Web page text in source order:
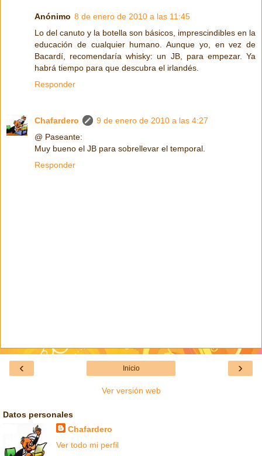
Anónimo 8 de enero de 2010 a las 11:45
Lo del canuto y la botella son básicos, imprescindibles en la
educación de cualquier humano. Aunque yo, en vez de
Bacardí, recomendaría whisky: un JB, para empezar. Ya
habrá tiempo para que descubra el irlandés.
Responder
Chafardero
9 de enero de 2010 a las 4:27
@ Paseante:
Muy bueno el JB para sobrellevar el temporal.
Responder
‹ ›
Inicio
Ver versión web
Datos personales
Chafardero
Ver todo mi perfil